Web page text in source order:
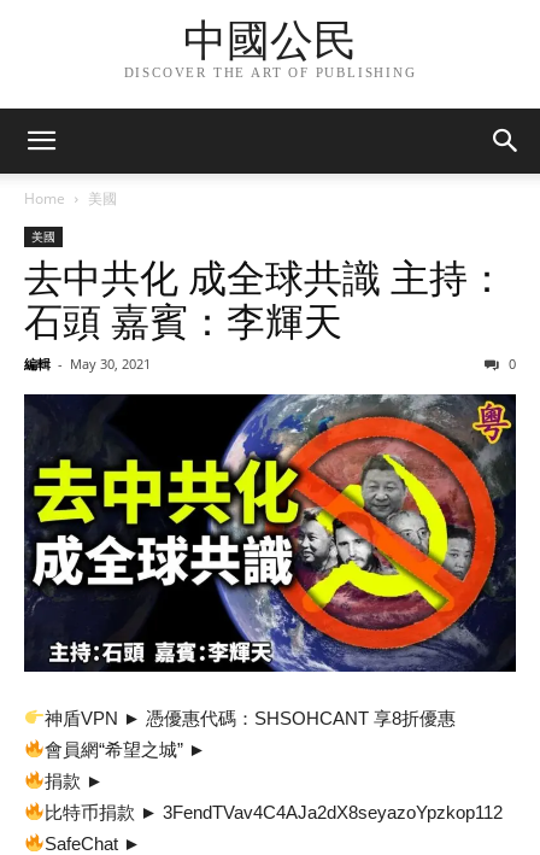
中國公民
DISCOVER THE ART OF PUBLISHING
Home 美國
美國
去中共化 成全球共識 主持：
石頭 嘉賓：李輝天
編輯 - May 30, 2021 0
神盾VPN ► 憑優惠代碼：SHSOHCANT 享8折優惠
會員網“希望之城” ►
捐款 ►
比特币捐款 ► 3FendTVav4C4AJa2dX8seyazoYpzkop112
SafeChat ►